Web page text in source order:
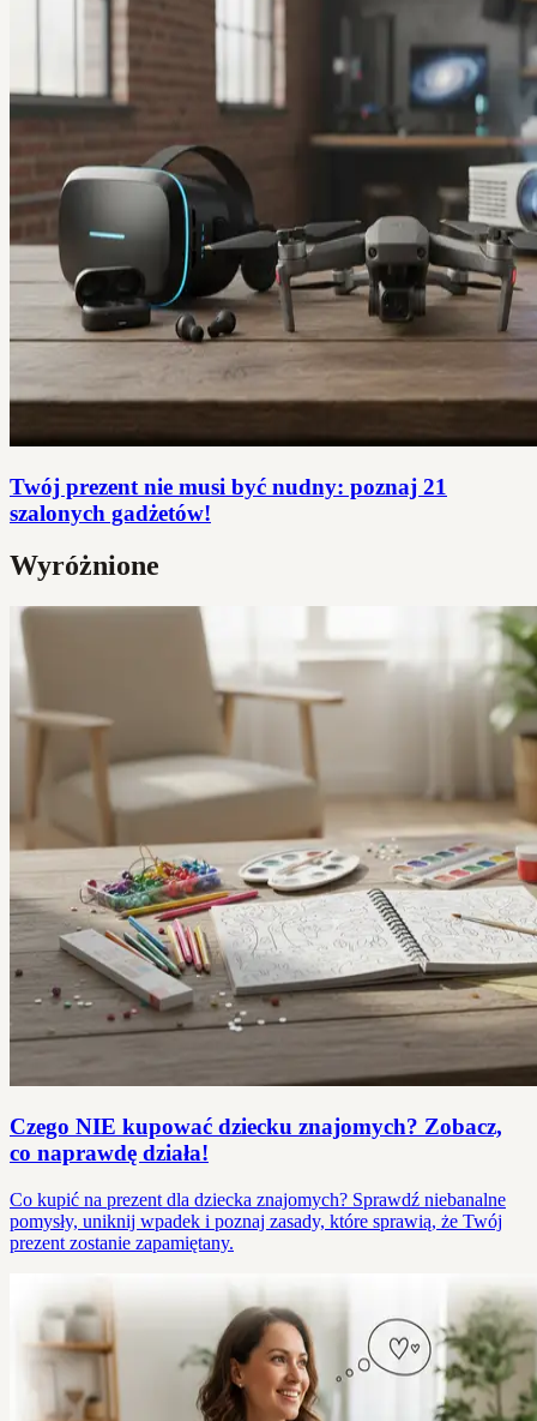
Twój prezent nie musi być nudny: poznaj 21
szalonych gadżetów!
Wyróżnione
Czego NIE kupować dziecku znajomych? Zobacz,
co naprawdę działa!
Co kupić na prezent dla dziecka znajomych? Sprawdź niebanalne
pomysły, uniknij wpadek i poznaj zasady, które sprawią, że Twój
prezent zostanie zapamiętany.